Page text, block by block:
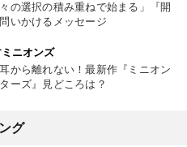
々の選択の積み重ねで始まる」『開
いかけるメッセージ
ニオンズ
から離れない！最新作『ミニオン
ーズ』見どころは？
グ